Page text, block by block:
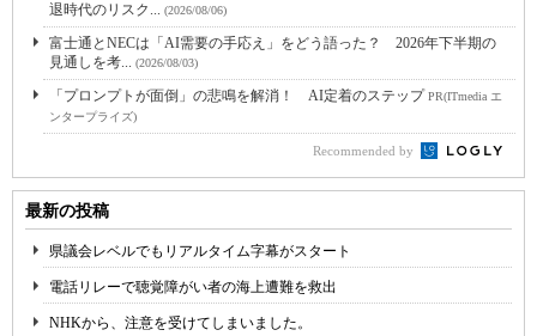
退時代のリスク... (2026/08/06)
富士通とNECは「AI需要の手応え」をどう語った？ 2026年下半期の
見通しを考... (2026/08/03)
「プロンプトが面倒」の悲鳴を解消！ AI定着のステップPR(ITmedia エ
ンタープライズ)
Recommended by
最新の投稿
県議会レベルでもリアルタイム字幕がスタート
電話リレーで聴覚障がい者の海上遭難を救出
NHKから、注意を受けてしまいました。